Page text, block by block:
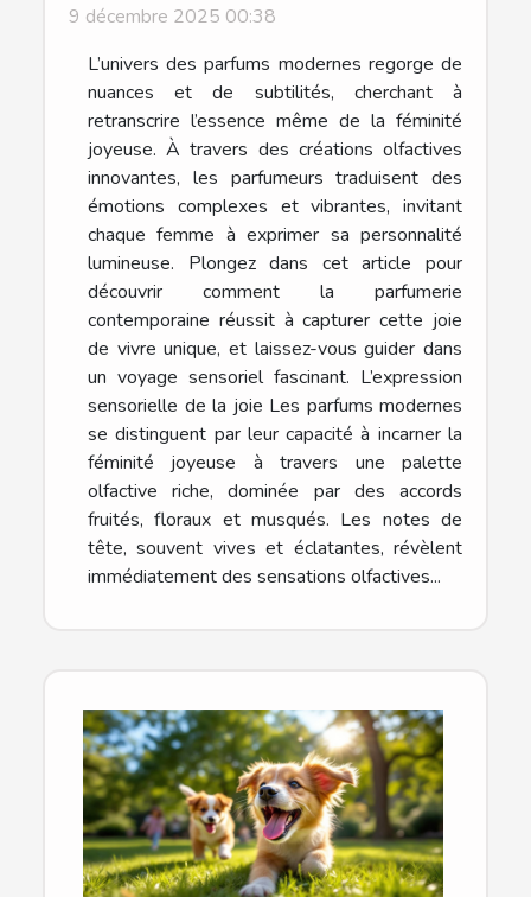
9 décembre 2025 00:38
L’univers des parfums modernes regorge de
nuances et de subtilités, cherchant à
retranscrire l’essence même de la féminité
joyeuse. À travers des créations olfactives
innovantes, les parfumeurs traduisent des
émotions complexes et vibrantes, invitant
chaque femme à exprimer sa personnalité
lumineuse. Plongez dans cet article pour
découvrir comment la parfumerie
contemporaine réussit à capturer cette joie
de vivre unique, et laissez-vous guider dans
un voyage sensoriel fascinant. L’expression
sensorielle de la joie Les parfums modernes
se distinguent par leur capacité à incarner la
féminité joyeuse à travers une palette
olfactive riche, dominée par des accords
fruités, floraux et musqués. Les notes de
tête, souvent vives et éclatantes, révèlent
immédiatement des sensations olfactives...